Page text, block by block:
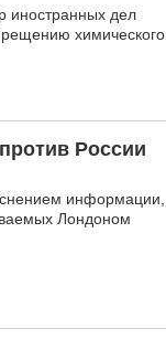
иностранных дел
химического
России
информации,
Лондоном